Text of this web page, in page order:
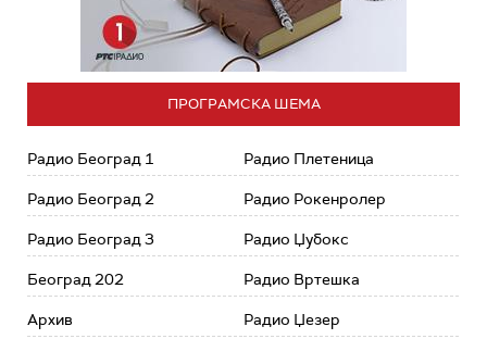
ПРОГРАМСКА ШЕМА
Радио Београд 1
Радио Београд 2
Радио Београд 3
Београд 202
Архив
Радио Плетеница
Радио Рокенролер
Радио Џубокс
Радио Вртешка
Радио Џезер